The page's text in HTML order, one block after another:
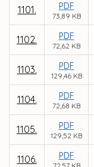
1101. PDF
73,89 KB
1102. PDF
72,62 KB
1103. PDF
129,46 KB
1104. PDF
72,68 KB
1105. PDF
129,52 KB
1106. PDF